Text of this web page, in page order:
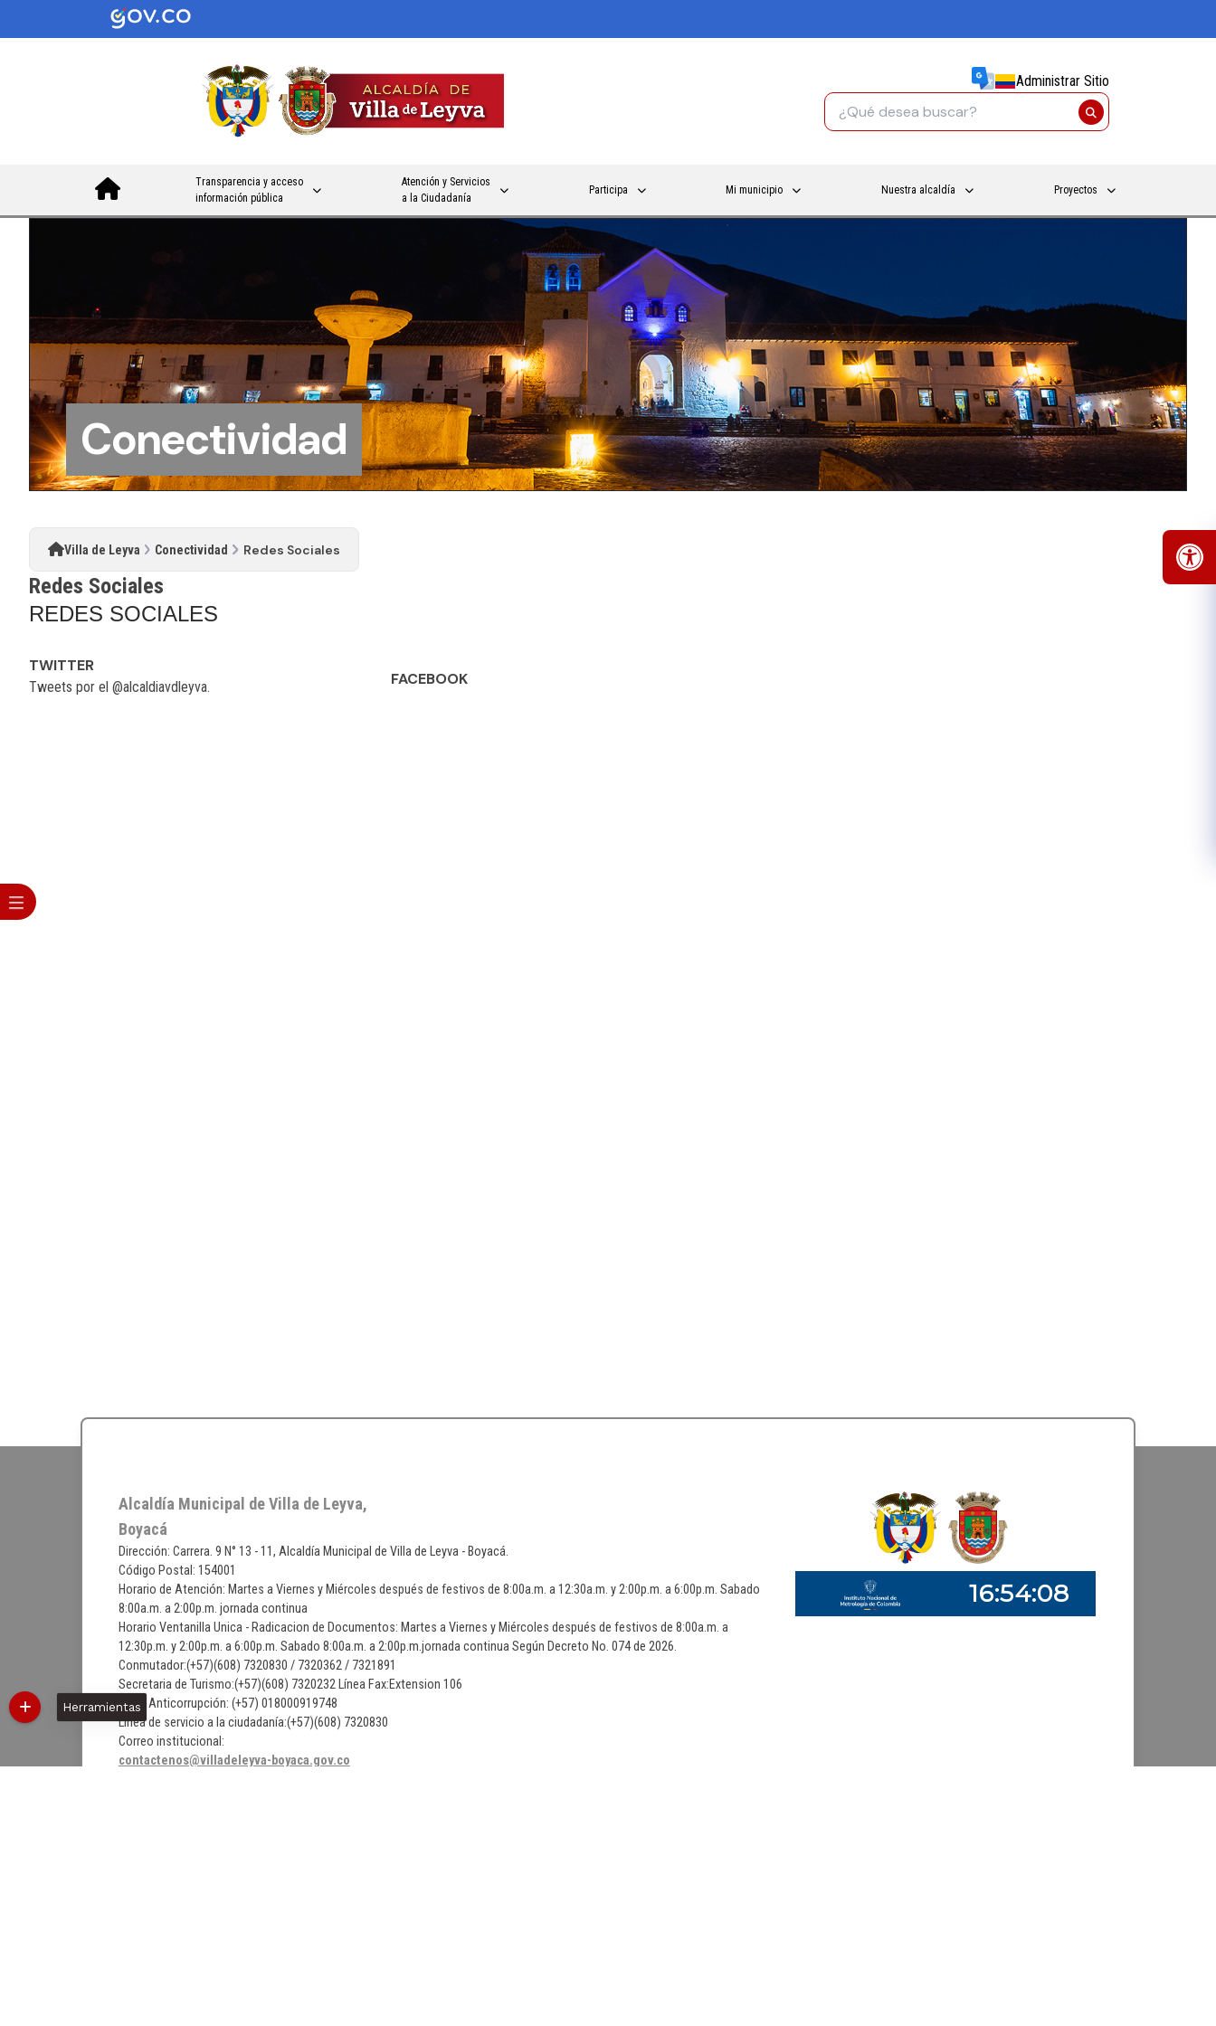
Administrar Sitio
Transparencia y acceso
información pública
Atención y Servicios
a la Ciudadanía
Participa Mi municipio Nuestra alcaldía Proyectos
Conectividad
Villa de Leyva Conectividad Redes Sociales
Redes Sociales
REDES SOCIALES
TWITTER
Tweets por el @alcaldiavdleyva. FACEBOOK
Alcaldía Municipal de Villa de Leyva,
Boyacá
Dirección: Carrera. 9 N° 13 - 11, Alcaldía Municipal de Villa de Leyva - Boyacá.
Código Postal: 154001
Horario de Atención: Martes a Viernes y Miércoles después de festivos de 8:00a.m. a 12:30a.m. y 2:00p.m. a 6:00p.m. Sabado
8:00a.m. a 2:00p.m. jornada continua
Horario Ventanilla Unica - Radicacion de Documentos: Martes a Viernes y Miércoles después de festivos de 8:00a.m. a
12:30p.m. y 2:00p.m. a 6:00p.m. Sabado 8:00a.m. a 2:00p.m.jornada continua Según Decreto No. 074 de 2026.
Conmutador:(+57)(608) 7320830 / 7320362 / 7321891
Secretaria de Turismo:(+57)(608) 7320232 Línea Fax:Extension 106
Línea Anticorrupción: (+57) 018000919748
Línea de servicio a la ciudadanía:(+57)(608) 7320830
Correo institucional:
contactenos@villadeleyva-boyaca.gov.co
Herramientas